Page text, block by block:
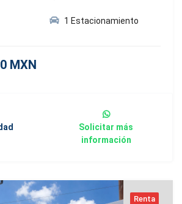
1 Estacionamiento
MXN
Solicitar más
información
Renta